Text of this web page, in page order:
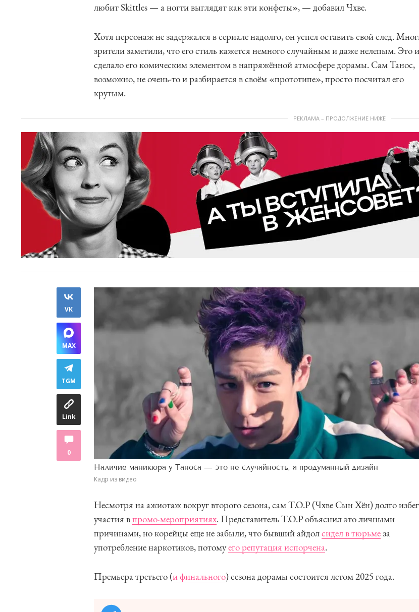
любит Skittles — а ногти выглядят как эти конфеты», — добавил Чхве.
Хотя персонаж не задержался в сериале надолго, он успел оставить свой след.
зрители заметили, что его стиль кажется немного случайным и даже нелепым. Это и
сделало его комическим элементом в напряжённой атмосфере дорамы. Сам Танос,
возможно, не очень-то и разбирается в своём «прототипе», просто посчитал его
крутым.
РЕКЛАМА – ПРОДОЛЖЕНИЕ НИЖЕ
VK
MAX
TGM
Link
0
Наличие маникюра у Таноса — это не случайность, а продуманный дизайн
Кадр из видео
Несмотря на ажиотаж вокруг второго сезона, сам T.O.P (Чхве Сын Хён) долго
участия впромо-мероприятиях. Представитель T.O.P объяснил это личными
причинами, но корейцы еще не забыли, что бывший айдолсидел в тюрьме за
употребление наркотиков, потомуего репутация испорчена.
Премьера третьего (и финального) сезона дорамы состоится летом 2025 года.